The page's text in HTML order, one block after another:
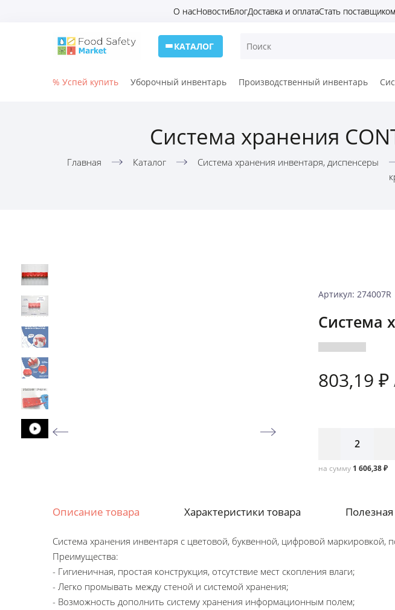
О насНовостиБлогДоставка и оплатаСтать поставщиком
КАТАЛОГ
% Успей купить Уборочный инвентарь Производственный инвентарь
Система хранения
Главная Каталог Система хранения инвентаря, диспенсеры
Артикул: 274007R
Система
803,19 ₽
на сумму 1 606,38 ₽
Описание товара Характеристики товара
Система хранения инвентаря с цветовой, буквенной, цифровой
Преимущества:
- Гигиеничная, простая конструкция, отсутствие мест скопления влаги;
- Легко промывать между стеной и системой хранения;
- Возможность дополнить систему хранения информационным полем;